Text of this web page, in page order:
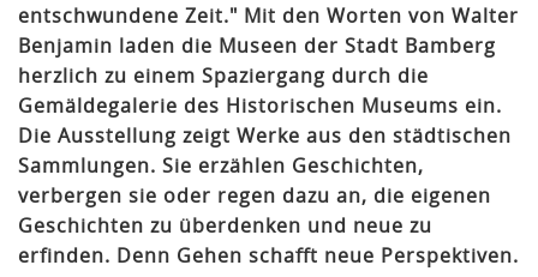
entschwundene Zeit." Mit den Worten von Walter
Benjamin laden die Museen der Stadt Bamberg
herzlich zu einem Spaziergang durch die
Gemäldegalerie des Historischen Museums ein.
Die Ausstellung zeigt Werke aus den städtischen
Sammlungen. Sie erzählen Geschichten,
verbergen sie oder regen dazu an, die eigenen
Geschichten zu überdenken und neue zu
erfinden. Denn Gehen schafft neue Perspektiven.